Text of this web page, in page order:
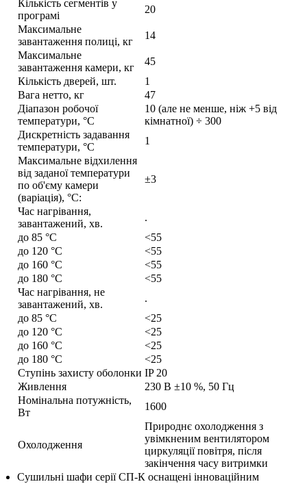
Кількість сегментів у
програмі
20
Максимальне
завантаження полиці, кг
14
Максимальне
завантаження камери, кг
45
Кількість дверей, шт.
1
Вага нетто, кг
47
Діапазон робочої
температури, °С
10 (але не менше, ніж +5 від
кімнатної) ÷ 300
Дискретність задавання
температури, °С
1
Максимальне відхилення
від заданої температури
по об'єму камери
(варіація), °С:
±3
Час нагрівання,
завантажений, хв.
.
до 85 °С
<55
до 120 °С
<55
до 160 °С
<55
до 180 °С
<55
Час нагрівання, не
завантажений, хв.
.
до 85 °С
<25
до 120 °С
<25
до 160 °С
<25
до 180 °С
<25
Ступінь захисту оболонки IP 20
Живлення
230 В ±10 %, 50 Гц
Номінальна потужність,
Вт
1600
Охолодження
Природнє охолодження з
увімкненим вентилятором
циркуляції повітря, після
закінчення часу витримки
Сушильні шафи серії СП-К оснащені інноваційним